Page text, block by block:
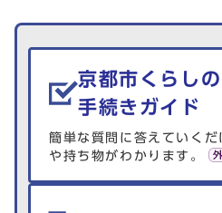
生活情報を探す
京都市くらしの
手続きガイド
簡単な質問に答えていくだ
や持ち物がわかります。